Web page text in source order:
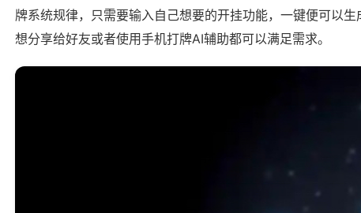
牌系统规律，只需要输入自己想要的开挂功能，一键便可以
想分享给好友或者使用手机打牌AI辅助都可以满足需求。